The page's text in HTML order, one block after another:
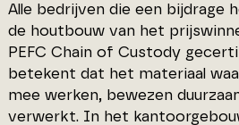
Alle bedrijven die een bijdrage
de houtbouw van het
PEFC Chain of Custody
betekent dat het materiaal
mee werken, bewezen
verwerkt. In het